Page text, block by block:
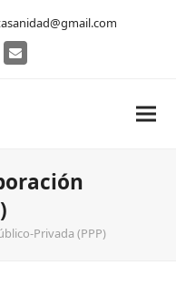
Correo
Privada (PPP)